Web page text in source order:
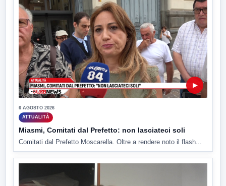
▶
6 AGOSTO 2026
ATTUALITÀ
Miasmi, Comitati dal Prefetto: non lasciateci soli
Comitati dal Prefetto Moscarella. Oltre a rendere noto il flash...